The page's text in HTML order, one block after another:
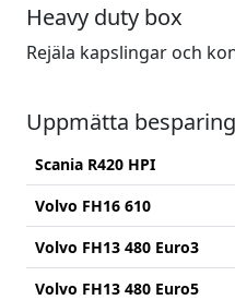
Heavy duty box
Rejäla kapslingar och
Uppmätta
Scania R420 HPI
Volvo FH16 610
Volvo FH13 480 Euro3
Volvo FH13 480 Euro5